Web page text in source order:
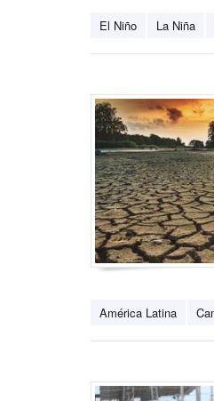
El Niño La Niña
América Latina